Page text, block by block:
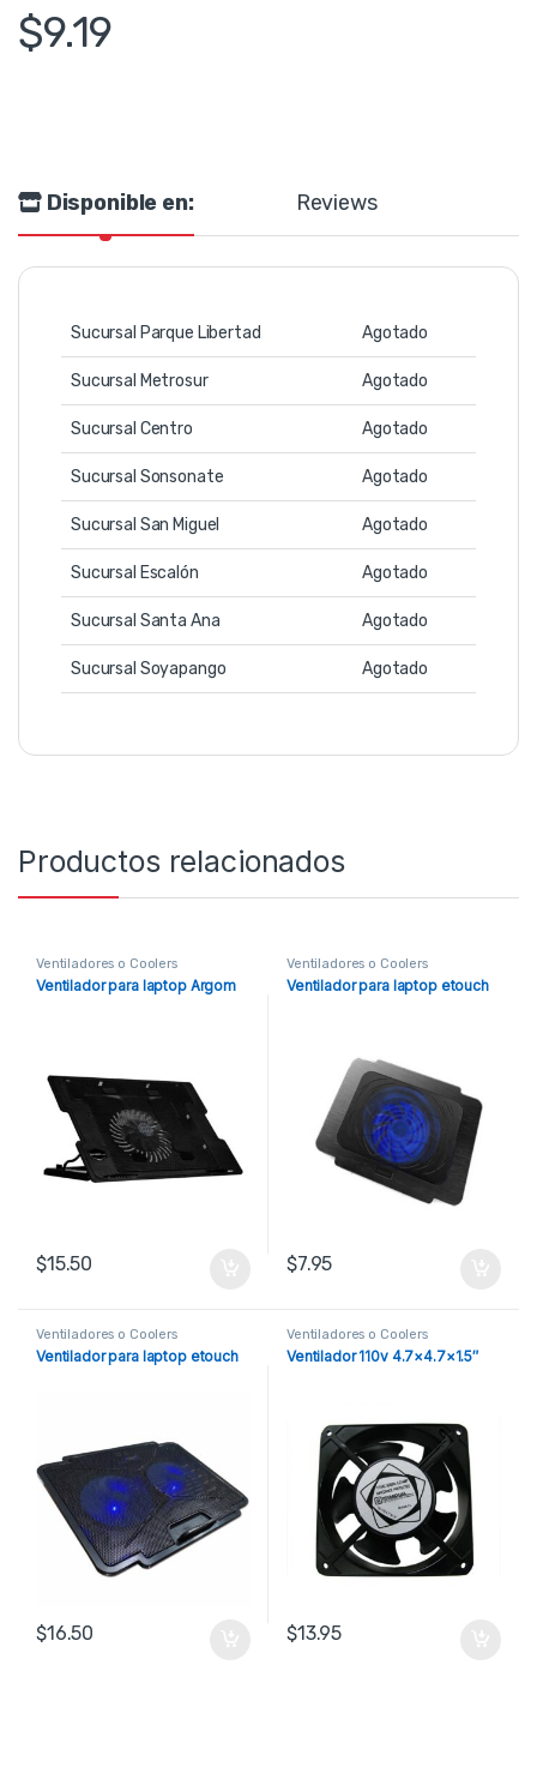
$9.19
Disponible en: Reviews
Sucursal Parque Libertad Agotado
Sucursal Metrosur Agotado
Sucursal Centro Agotado
Sucursal Sonsonate Agotado
Sucursal San Miguel Agotado
Sucursal Escalón Agotado
Sucursal Santa Ana Agotado
Sucursal Soyapango Agotado
Productos relacionados
Ventiladores o Coolers
Ventilador para laptop Argom
$15.50
Ventiladores o Coolers
Ventilador para laptop etouch
$7.95
Ventiladores o Coolers
Ventilador para laptop etouch
$16.50
Ventiladores o Coolers
Ventilador 110v 4.7×4.7×1.5″
$13.95